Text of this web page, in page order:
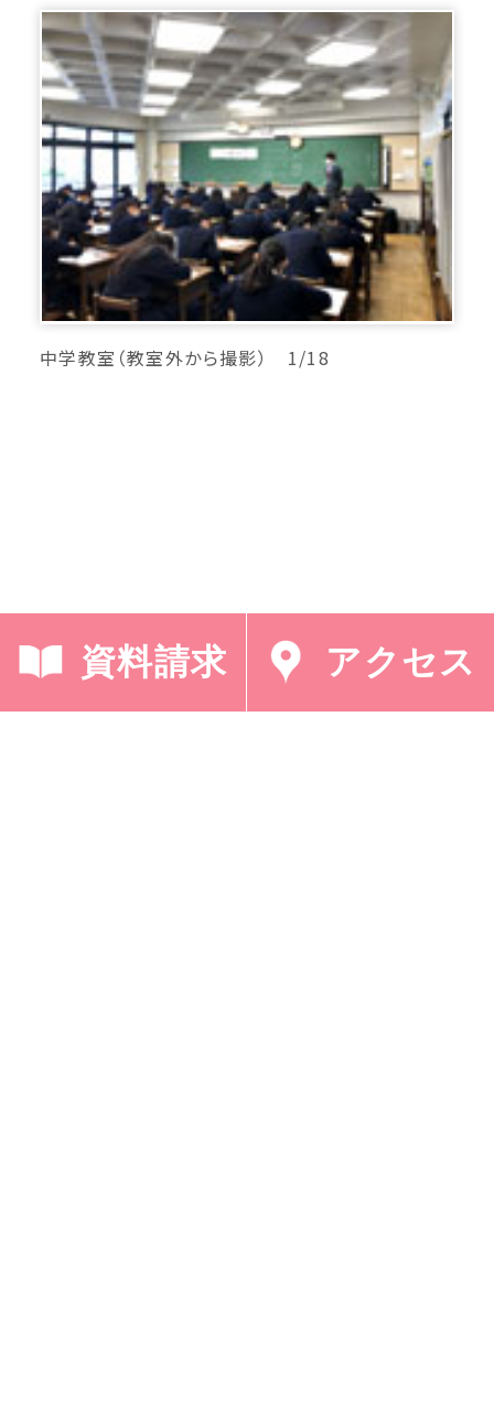
資料請求 アクセス
中学教室（教室外から撮影） 1/18
< 「英語での朝の礼 「点字の詩集(中１奉